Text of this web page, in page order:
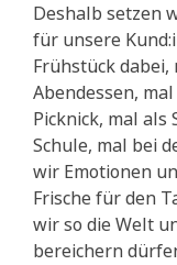
Deshalb setzen
für unsere
Frühstück
Abendessen,
Picknick, mal als
Schule, mal bei
wir Emotionen
Frische für den
wir so die Welt
bereichern